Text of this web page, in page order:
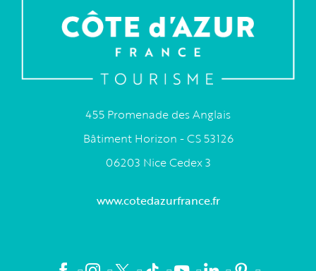
455 Promenade des Anglais
Bâtiment Horizon - CS 53126
06203 Nice Cedex 3
www.cotedazurfrance.fr